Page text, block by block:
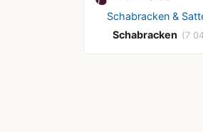
Schabracken &
Schabracken (7